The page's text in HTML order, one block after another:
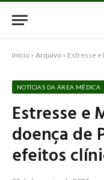
Início » Arquivo » Estresse e
NOTÍCIAS DA ÁREA MÉDICA
Estresse e
doença de
efeitos